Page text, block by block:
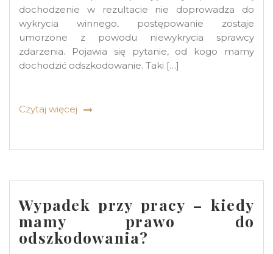
dochodzenie w rezultacie nie doprowadza do
wykrycia winnego, postępowanie zostaje
umorzone z powodu niewykrycia sprawcy
zdarzenia. Pojawia się pytanie, od kogo mamy
dochodzić odszkodowanie. Taki […]
Czytaj więcej
Wypadek przy pracy – kiedy
mamy prawo do
odszkodowania?